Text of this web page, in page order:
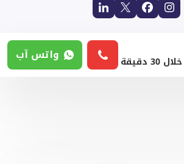
خلال 30 دقيقة واتس آب